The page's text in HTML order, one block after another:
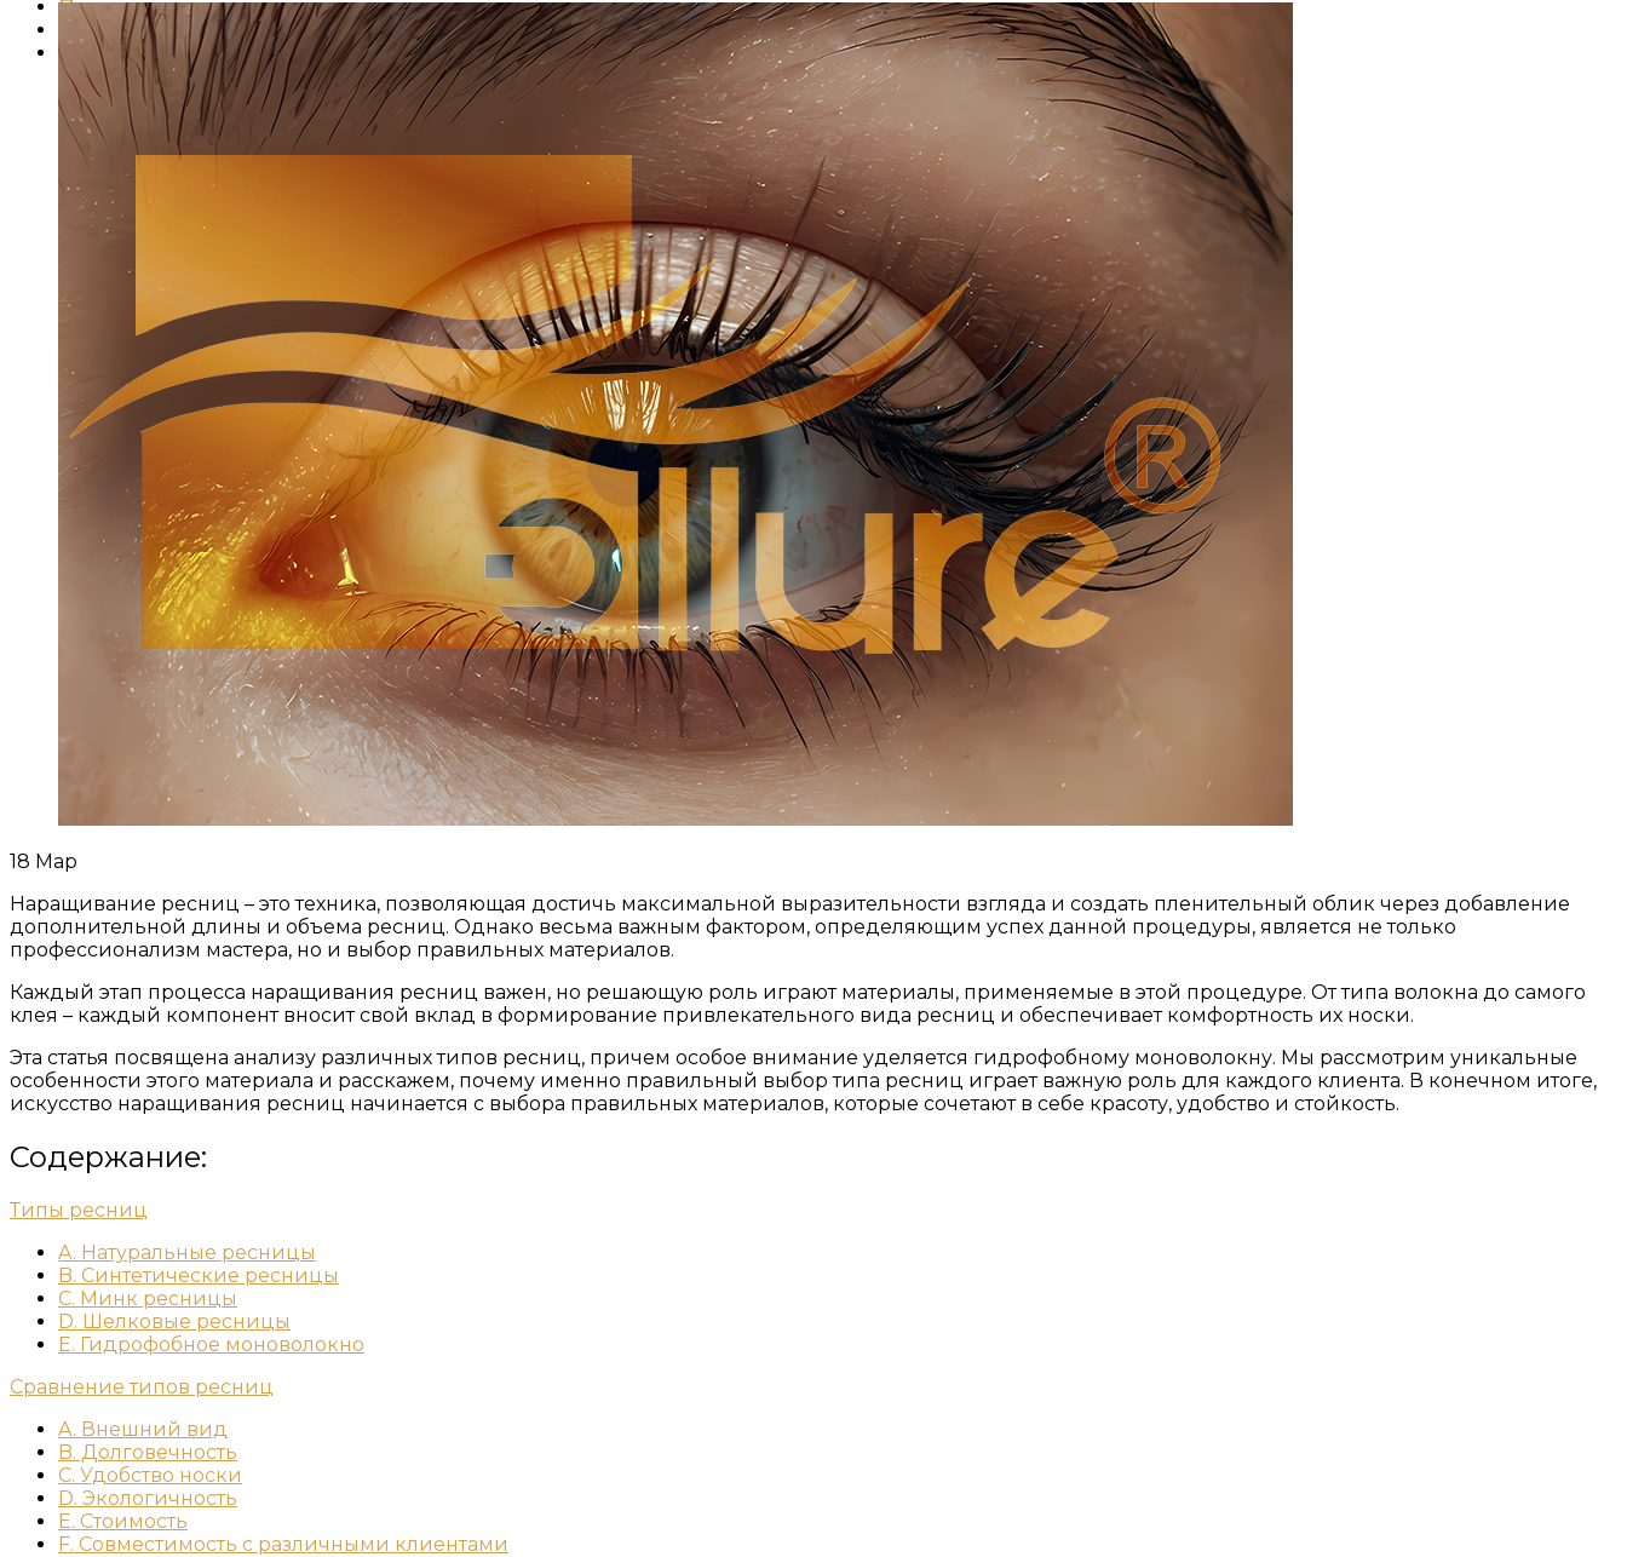
Представители школы
Представители продукции
Стать представителем продукции
18 Мар
Наращивание ресниц – это техника, позволяющая достичь максимальной выразительности взгляда и создать пленительный облик через добавление
дополнительной длины и объема ресниц. Однако весьма важным фактором, определяющим успех данной процедуры, является не только
профессионализм мастера, но и выбор правильных материалов.
Каждый этап процесса наращивания ресниц важен, но решающую роль играют материалы, применяемые в этой процедуре. От типа волокна до самого
клея – каждый компонент вносит свой вклад в формирование привлекательного вида ресниц и обеспечивает комфортность их носки.
Эта статья посвящена анализу различных типов ресниц, причем особое внимание уделяется гидрофобному моноволокну. Мы рассмотрим уникальные
особенности этого материала и расскажем, почему именно правильный выбор типа ресниц играет важную роль для каждого клиента. В конечном итоге,
искусство наращивания ресниц начинается с выбора правильных материалов, которые сочетают в себе красоту, удобство и стойкость.
Содержание:
Типы ресниц
A. Натуральные ресницы
B. Синтетические ресницы
C. Минк ресницы
D. Шелковые ресницы
E. Гидрофобное моноволокно
Сравнение типов ресниц
A. Внешний вид
B. Долговечность
C. Удобство носки
D. Экологичность
E. Стоимость
F. Совместимость с различными клиентами